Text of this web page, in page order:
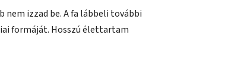
nem izzad be. A fa lábbeli további
formáját. Hosszú élettartam